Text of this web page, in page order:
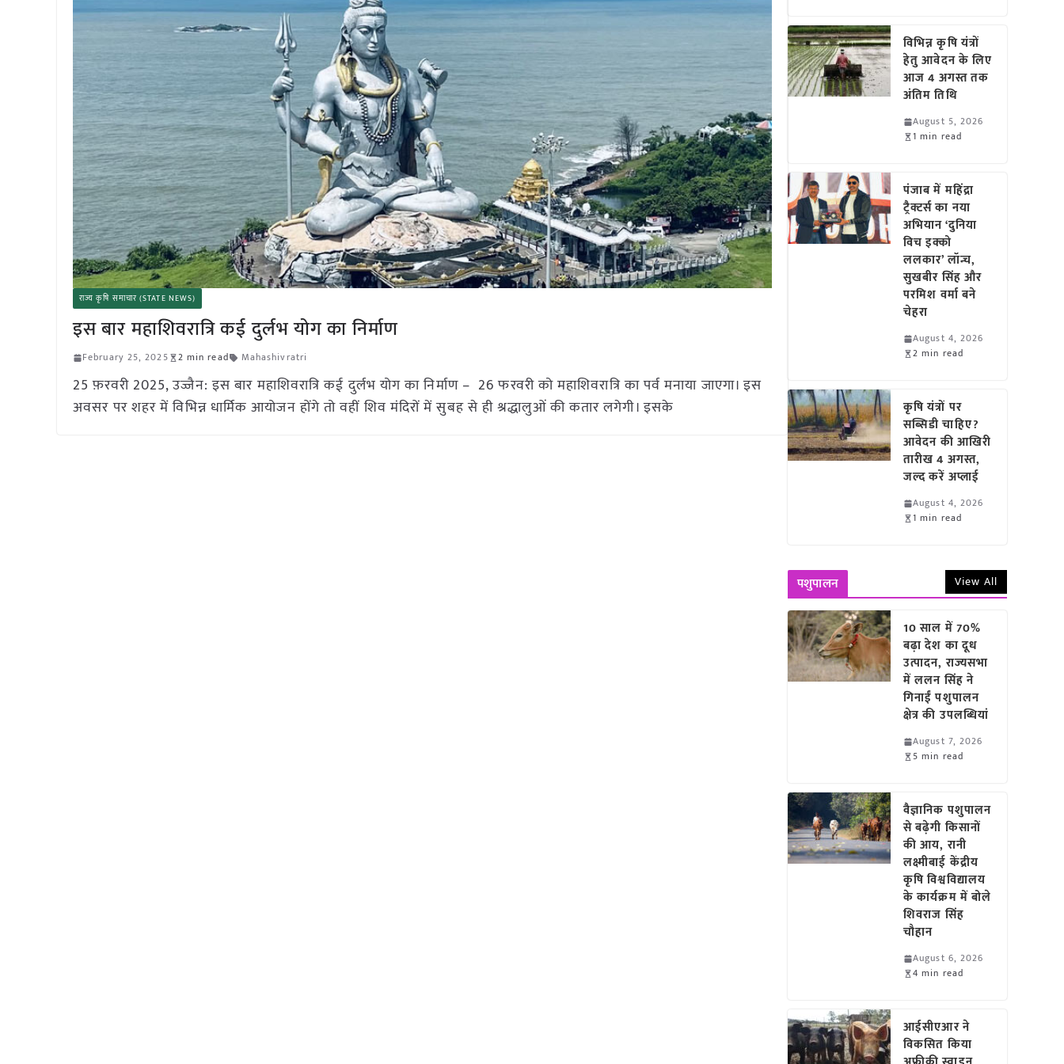
राज्य कृषि समाचार (STATE NEWS)
इस बार महाशिवरात्रि कई दुर्लभ योग का निर्माण
February 25, 2025 2 min read Mahashivratri
25 फ़रवरी 2025, उज्जैन: इस बार महाशिवरात्रि कई दुर्लभ योग का निर्माण – 26 फरवरी को महाशिवरात्रि का पर्व मनाया जाएगा। इस
अवसर पर शहर में विभिन्न धार्मिक आयोजन होंगे तो वहीं शिव मंदिरों में सुबह से ही श्रद्धालुओं की कतार लगेगी। इसके
विभिन्न कृषि यंत्रों
हेतु आवेदन के लिए
आज 4 अगस्त तक
अंतिम तिथि
August 5, 2026
1 min read
पंजाब में महिंद्रा
ट्रैक्टर्स का नया
अभियान ‘दुनिया
विच इक्को
ललकार’ लॉन्च,
सुखबीर सिंह और
परमिश वर्मा बने
चेहरा
August 4, 2026
2 min read
कृषि यंत्रों पर
सब्सिडी चाहिए?
आवेदन की आखिरी
तारीख 4 अगस्त,
जल्द करें अप्लाई
August 4, 2026
1 min read
पशुपालन View All
10 साल में 70%
बढ़ा देश का दूध
उत्पादन, राज्यसभा
में ललन सिंह ने
गिनाईं पशुपालन
क्षेत्र की उपलब्धियां
August 7, 2026
5 min read
वैज्ञानिक पशुपालन
से बढ़ेगी किसानों
की आय, रानी
लक्ष्मीबाई केंद्रीय
कृषि विश्वविद्यालय
के कार्यक्रम में बोले
शिवराज सिंह
चौहान
August 6, 2026
4 min read
आईसीएआर ने
विकसित किया